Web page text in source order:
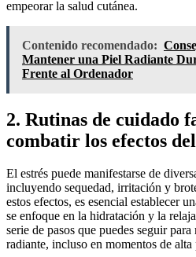
empeorar la salud cutánea.
Contenido recomendado:
Mantener una Piel Radiante
Frente al Ordenador
2. Rutinas de cuidado
combatir los efectos
El estrés puede manifestarse de
incluyendo sequedad, irritación y
estos efectos, es esencial establecer
se enfoque en la hidratación y la
serie de pasos que puedes seguir
radiante, incluso en momentos de alta